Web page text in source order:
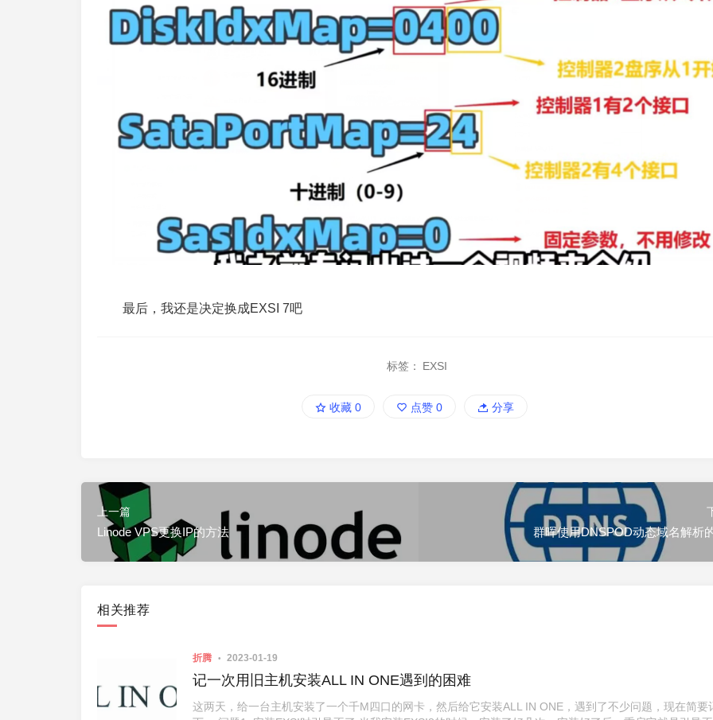
最后，我还是决定换成EXSI 7吧
标签： EXSI
收藏0 点赞 0 分享
上一篇
Linode VPS更换IP的方法 群晖使用DNSPOD动态域名解析
相关推荐
折腾 2023-01-19
记一次用旧主机安装ALL IN ONE遇到的困难
这两天，给一台主机安装了一个千M四口的网卡，然后给它安装ALL IN ONE，遇到了不少问题，现在简要